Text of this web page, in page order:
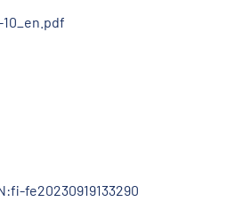
fe20230919133290